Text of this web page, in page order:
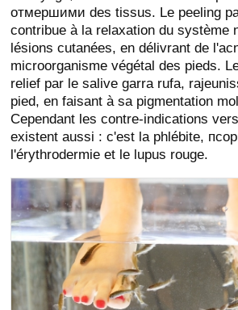
отмершими des tissus. Le peeling
contribue à la relaxation du système
lésions cutanées, en délivrant de
microorganisme végétal des pieds.
relief par le salive garra rufa,
pied, en faisant à sa pigmentation
Cependant les contre-indications
existent aussi : c'est la phlébite,
l'érythrodermie et le lupus rouge.